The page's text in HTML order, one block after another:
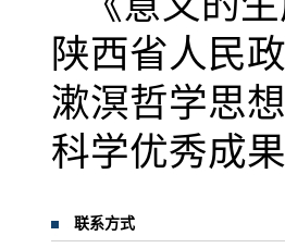
陕西省人民
漱溟哲学思
科学优秀成
联系方式